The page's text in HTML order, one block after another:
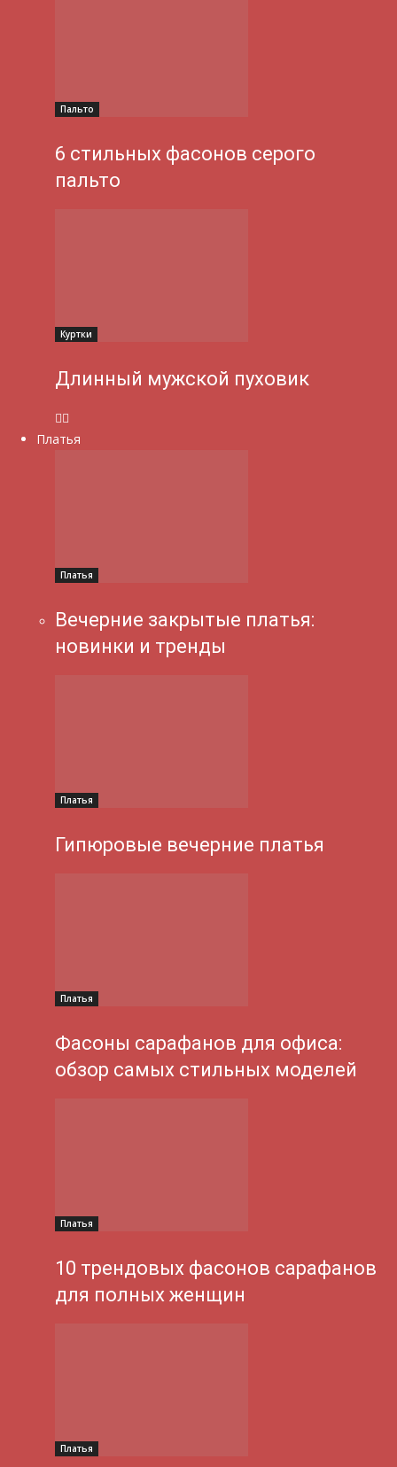
Пальто
6 стильных фасонов серого
пальто
Куртки
Длинный мужской пуховик
Платья
Платья
Вечерние закрытые платья:
новинки и тренды
Платья
Гипюровые вечерние платья
Платья
Фасоны сарафанов для офиса:
обзор самых стильных моделей
Платья
10 трендовых фасонов сарафанов
для полных женщин
Платья